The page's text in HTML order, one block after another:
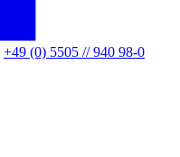
+49 (0) 5505 // 940 98-0